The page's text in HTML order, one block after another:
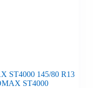
ST4000 145/80 R13
ST4000